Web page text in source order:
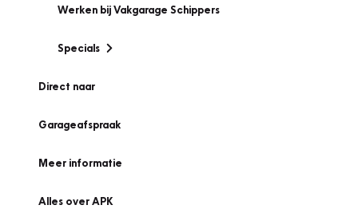
Werken bij Vakgarage Schippers
Specials
Direct naar
Garageafspraak
Meer informatie
Alles over APK